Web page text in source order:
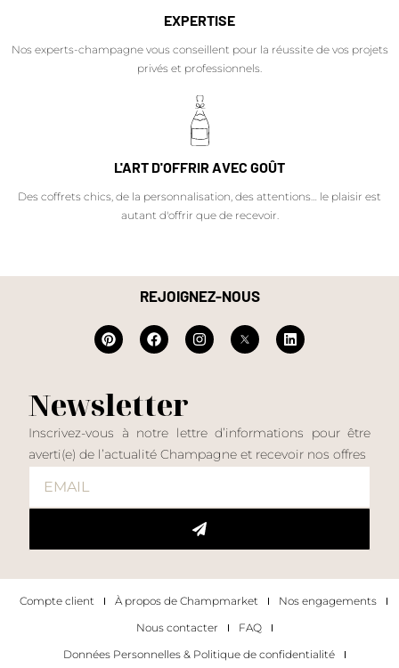
EXPERTISE
Nos experts-champagne vous conseillent pour la réussite de vos projets
privés et professionnels.
L'ART D'OFFRIR AVEC GOÛT
Des coffrets chics, de la personnalisation, des attentions… le plaisir est
autant d'offrir que de recevoir.
REJOIGNEZ-NOUS
Newsletter
Inscrivez-vous à notre lettre d’informations pour être
averti(e) de l’actualité Champagne et recevoir nos offres
Compte client À propos de Champmarket
Nos engagements
Nous contacter
FAQ
Données Personnelles & Politique de confidentialité